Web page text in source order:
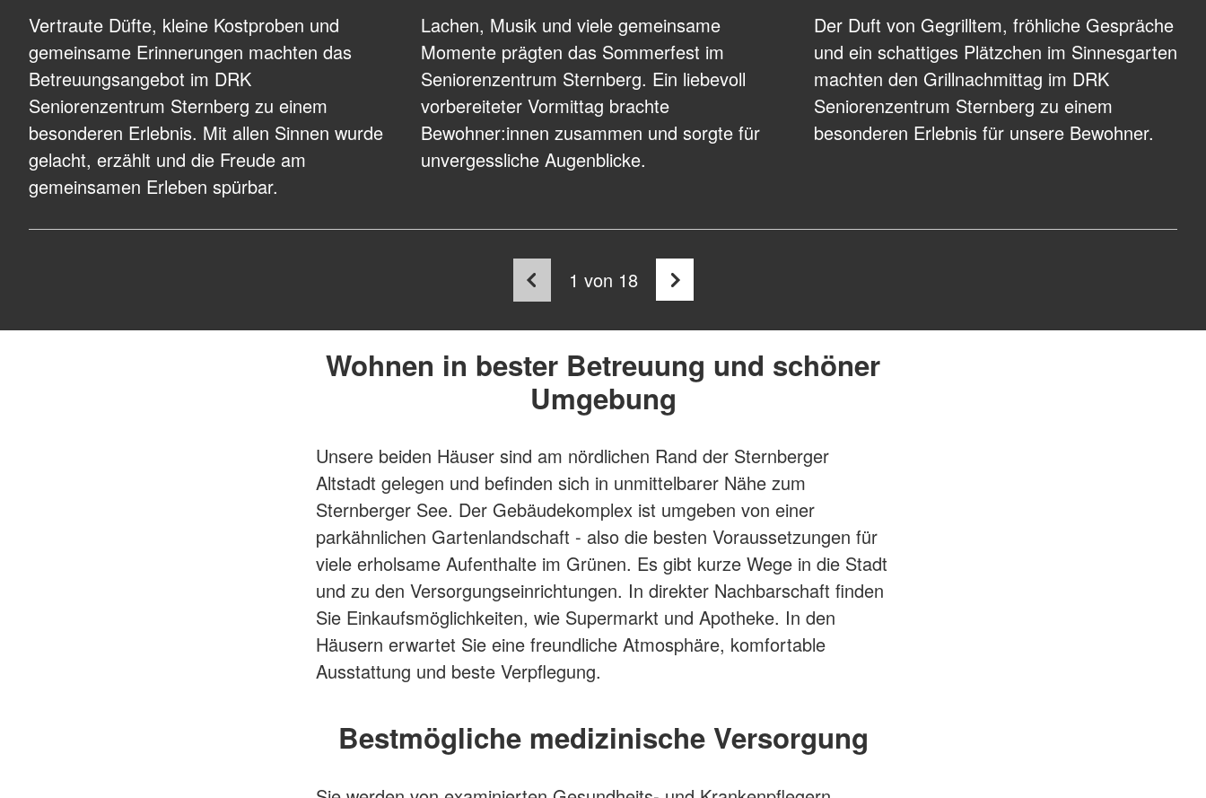
Vertraute Düfte, kleine Kostproben und
gemeinsame Erinnerungen machten das
Betreuungsangebot im DRK
Seniorenzentrum Sternberg zu einem
besonderen Erlebnis. Mit allen Sinnen wurde
gelacht, erzählt und die Freude am
gemeinsamen Erleben spürbar.
Lachen, Musik und viele gemeinsame
Momente prägten das Sommerfest im
Seniorenzentrum Sternberg. Ein liebevoll
vorbereiteter Vormittag brachte
Bewohner:innen zusammen und sorgte für
unvergessliche Augenblicke.
Der Duft von Gegrilltem, fröhliche Gespräche
und ein schattiges Plätzchen im Sinnesgarten
machten den Grillnachmittag im DRK
Seniorenzentrum Sternberg zu einem
besonderen Erlebnis für unsere Bewohner.
1 von 18
Wohnen in bester Betreuung und schöner
Umgebung
Unsere beiden Häuser sind am nördlichen Rand der Sternberger
Altstadt gelegen und befinden sich in unmittelbarer Nähe zum
Sternberger See. Der Gebäudekomplex ist umgeben von einer
parkähnlichen Gartenlandschaft - also die besten Voraussetzungen für
viele erholsame Aufenthalte im Grünen. Es gibt kurze Wege in die Stadt
und zu den Versorgungseinrichtungen. In direkter Nachbarschaft finden
Sie Einkaufsmöglichkeiten, wie Supermarkt und Apotheke. In den
Häusern erwartet Sie eine freundliche Atmosphäre, komfortable
Ausstattung und beste Verpflegung.
Bestmögliche medizinische Versorgung